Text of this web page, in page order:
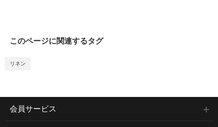
このページに関連するタグ
リネン
会員サービス